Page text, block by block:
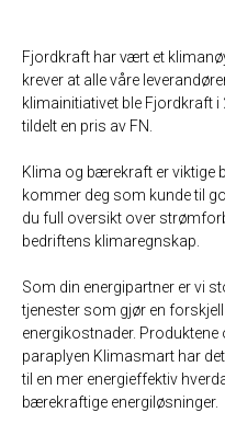
Fjordkraft har vært et
krever at alle våre
klimainitiativet ble Fjordkraft
tildelt en pris av FN.
Klima og bærekraft er viktige
kommer deg som kunde til
du full oversikt over
bedriftens klimaregnskap.
Som din energipartner er vi
tjenester som gjør en
energikostnader. Produktene
paraplyen Klimasmart har
til en mer energieffektiv
bærekraftige energiløsninger.